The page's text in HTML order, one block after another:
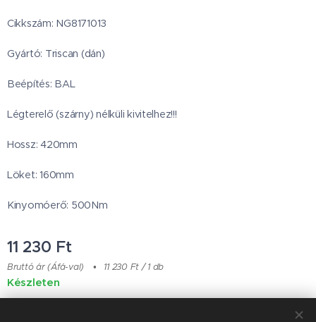
Cikkszám: NG8171013
Gyártó: Triscan (dán)
Beépítés: BAL
Légterelő (szárny) nélküli kivitelhez!!!
Hossz: 420mm
Löket: 160mm
Kinyomóerő: 500Nm
11 230 Ft
Bruttó ár (Áfá-val) 11 230 Ft / 1 db
Készleten